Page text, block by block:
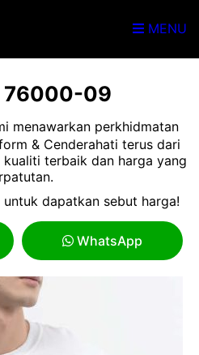
MENU
76000-09
menawarkan perkhidmatan
& Cenderahati terus dari
terbaik dan harga yang
dapatkan sebut harga!
WhatsApp